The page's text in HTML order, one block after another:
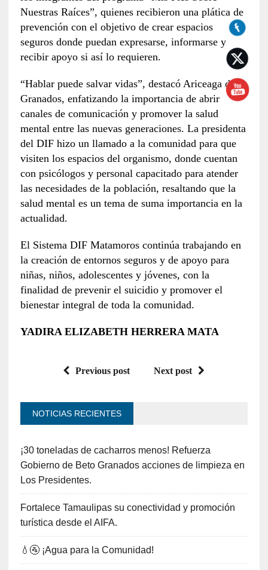
Nuestras Raíces”, quienes recibieron una plática de
prevención con el objetivo de crear espacios
seguros donde puedan expresarse, informarse y
recibir apoyo si así lo requieren.
“Hablar puede salvar vidas”, destacó Ariceaga de
Granados, enfatizando la importancia de abrir
canales de comunicación y promover la salud
mental entre las nuevas generaciones. La presidenta
del DIF hizo un llamado a la comunidad para que
visiten los espacios del organismo, donde cuentan
con psicólogos y personal capacitado para atender
las necesidades de la población, resaltando que la
salud mental es un tema de suma importancia en la
actualidad.
El Sistema DIF Matamoros continúa trabajando en
la creación de entornos seguros y de apoyo para
niñas, niños, adolescentes y jóvenes, con la
finalidad de prevenir el suicidio y promover el
bienestar integral de toda la comunidad.
YADIRA ELIZABETH HERRERA MATA
Previous post Next post
NOTICIAS RECIENTES
¡30 toneladas de cacharros menos! Refuerza
Gobierno de Beto Granados acciones de limpieza en
Los Presidentes.
Fortalece Tamaulipas su conectividad y promoción
turística desde el AIFA.
💧🚰 ¡Agua para la Comunidad!